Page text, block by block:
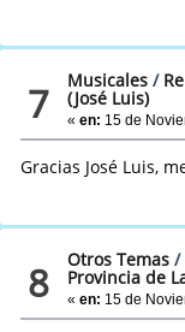
7 Musicales /
(José Luis)
«en: 15 de
Gracias José Luis,
8 Otros Temas /
Provincia de
«en: 15 de